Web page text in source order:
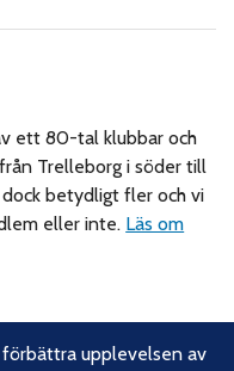
ett 80-tal klubbar och
Trelleborg i söder till
dock betydligt fler och vi
eller inte. Läs om
upplevelsen av